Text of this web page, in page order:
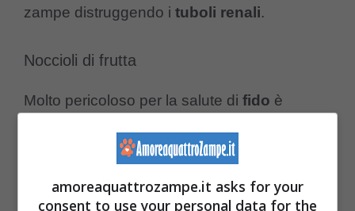
zampe distruggendo i tuboli renali.
Noccioli di frutta
Molto pericoloso per la salute di fido è
l’assunzione delnoccioloche presentano
alcuni frutti al loro interno come la pesca, la
ciliegia, l’albicocca, ecc.
amoreaquattrozampe.it asks for your
consent to use your personal data for the